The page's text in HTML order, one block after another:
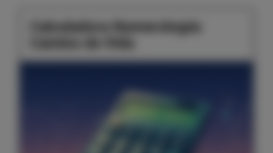
Calculadora Numerología: